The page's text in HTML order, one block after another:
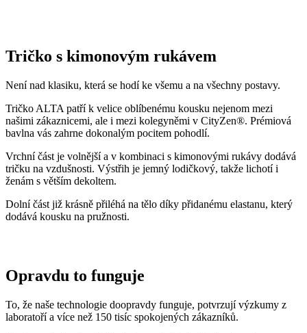
Tričko s kimonovým rukávem
Není nad klasiku, která se hodí ke všemu a na všechny postavy.
Tričko ALTA patří k velice oblíbenému kousku nejenom mezi
našimi zákaznicemi, ale i mezi kolegyněmi v CityZen®. Prémiová
bavlna vás zahrne dokonalým pocitem pohodlí.
Vrchní část je volnější a v kombinaci s kimonovými rukávy dodává
tričku na vzdušnosti. Výstřih je jemný lodičkový, takže lichotí i
ženám s větším dekoltem.
Dolní část již krásně přiléhá na tělo díky přidanému elastanu, který
dodává kousku na pružnosti.
Opravdu to funguje
To, že naše technologie doopravdy funguje, potvrzují výzkumy z
laboratoří a více než 150 tisíc spokojených zákazníků.